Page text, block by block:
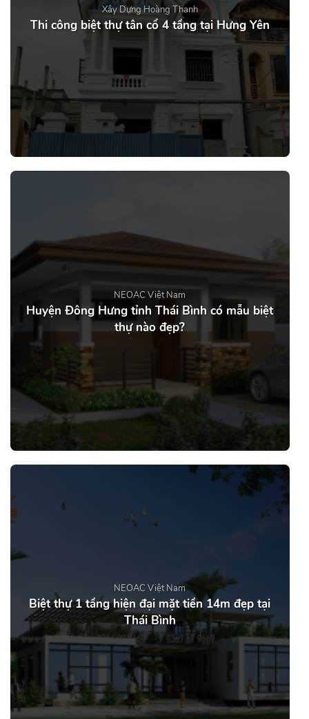
Xây Dựng Hoàng Thanh
Thi công biệt thự tân cổ 4 tầng tại Hưng Yên
NEOAC Việt Nam
Huyện Đông Hưng tỉnh Thái Bình có mẫu biệt
thự nào đẹp?
NEOAC Việt Nam
Biệt thự 1 tầng hiện đại mặt tiền 14m đẹp tại
Thái Bình